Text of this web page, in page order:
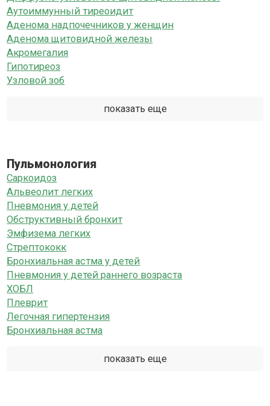
Аутоиммунный тиреоидит
Аденома надпочечников у женщин
Аденома щитовидной железы
Акромегалия
Гипотиреоз
Узловой зоб
показать еще
Пульмонология
Саркоидоз
Альвеолит легких
Пневмония у детей
Обструктивный бронхит
Эмфизема легких
Стрептококк
Бронхиальная астма у детей
Пневмония у детей раннего возраста
ХОБЛ
Плеврит
Легочная гипертензия
Бронхиальная астма
показать еще